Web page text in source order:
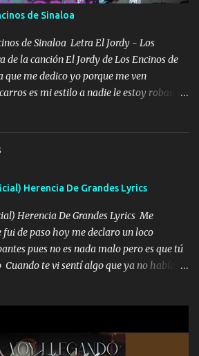
Abel aun lado ni uno con el otro no se
un saludo y para un amigo que está en
al cinto y de Louis Vuitton son mis
de Sinaloa
de Sinaloa Letra El Jordy - Los
de la canción El Jordy de Los Encinos de
me dedico yo porque me ven
es mi estilo a nadie le estoy robando
dejé el dinero estaba escaso Mi
nada es la gran razón que a diario me
Me rodearon y la puerta me
caliente me llevaron me achacaba cargos
gritaba a donde tienes el clavo Yo me
grande más me cuido me gusta ser
envidiosos que no falten mi dios es grande
Pa el equipo aquí le mando un abrazo
Herencia De Grandes Lyrics
Herencia De Grandes Lyrics Me
de paso hoy me declaro un loco
pues no es nada malo pero es que tú
te vi sentí algo que ya no había
febrero vendré frente a ti con mis
hacernos novios y verte feliz y muy